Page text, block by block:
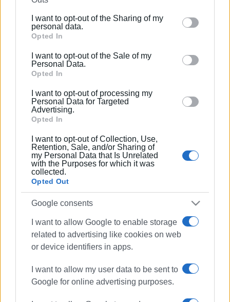
further disclose it to other third parties.
Please note that this website/app uses one or more
Google services and may gather and store information
behaviour. You may click to grant or deny consent to
Google and its third-party tags to use your data for
section.
I want to opt-out of the Sharing of my
personal data.
Opted In
I want to opt-out of the Sale of my
Personal Data.
Opted In
I want to opt-out of processing my
Personal Data for Targeted
Advertising.
Opted In
I want to opt-out of Collection, Use,
Retention, Sale, and/or Sharing of
my Personal Data that Is Unrelated
with the Purposes for which it was
collected.
Opted Out
Google consents
I want to allow Google to enable storage
related to advertising like cookies on web
or device identifiers in apps.
I want to allow my user data to be sent to
Google for online advertising purposes.
Επενδύσεων
09 ΣΕΠΤΕΜΒΡΊΟΥ 2025
Γκρεμίζουν αυθαίρετες κατασκευές
στην Αλβανία (photos)
22 ΙΟΥΛΊΟΥ 2025/13:23
Από την Κέρκυρα ο ανεφοδιασμός για
τα Canadair που επιχειρούν στην
Αλβανία
06 ΜΑΪ́ΟΥ 2025
Συμπαράταξη Πολιτών: Κακώς
εμπλέκεται ο δήμος Βόρειας
Κέρκυρας σε προεκλογικά παιχνίδια
ξένης χώρας
16 ΑΠΡΙΛΊΟΥ 2025
Στη Ν. Αλβανία βρέθηκε ο
Καλλιτεχνικός Σύλλογος Άη Μαθιά